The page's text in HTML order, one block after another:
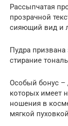
Рассыпчатая
прозрачной
сияющий вид и
Пудра призвана
стирание
Особый бонус –
которых имеет
ношения в
мягкой